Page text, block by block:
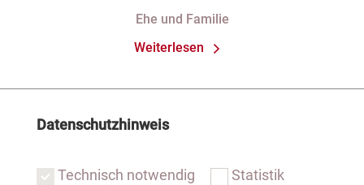
Ehe und Familie
Weiterlesen
Datenschutzhinweis
Technisch notwendig Statistik